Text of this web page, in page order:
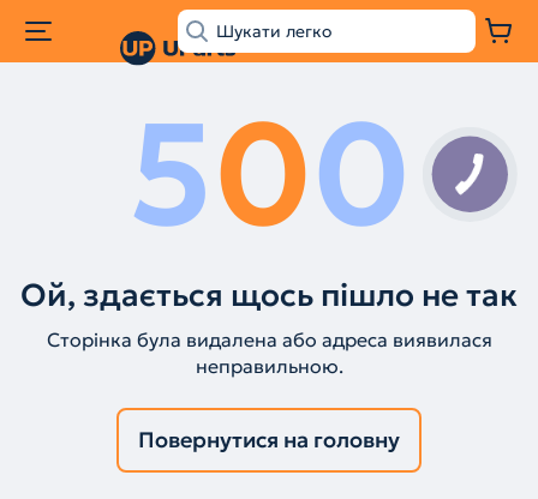
500
Ой, здається щось пішло не так
Сторінка була видалена або адреса виявилася
неправильною.
Повернутися на головну